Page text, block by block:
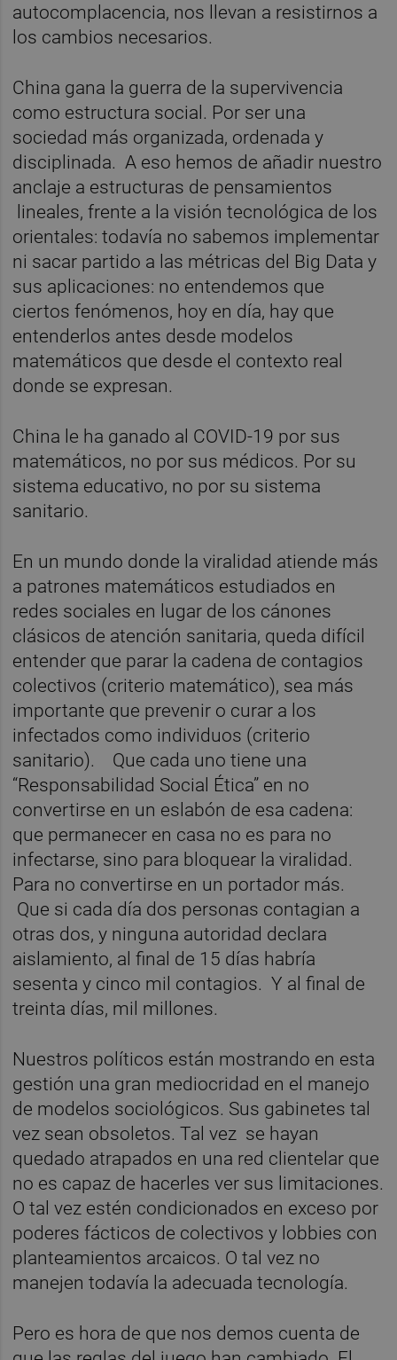
autocomplacencia, nos llevan a resistirnos a
los cambios necesarios.
China gana la guerra de la supervivencia
como estructura social. Por ser una
sociedad más organizada, ordenada y
disciplinada. A eso hemos de añadir nuestro
anclaje a estructuras de pensamientos
lineales, frente a la visión tecnológica de los
orientales: todavía no sabemos implementar
ni sacar partido a las métricas del Big Data y
sus aplicaciones: no entendemos que
ciertos fenómenos, hoy en día, hay que
entenderlos antes desde modelos
matemáticos que desde el contexto real
donde se expresan.
China le ha ganado al COVID-19 por sus
matemáticos, no por sus médicos. Por su
sistema educativo, no por su sistema
sanitario.
En un mundo donde la viralidad atiende más
a patrones matemáticos estudiados en
redes sociales en lugar de los cánones
clásicos de atención sanitaria, queda difícil
entender que parar la cadena de contagios
colectivos (criterio matemático), sea más
importante que prevenir o curar a los
infectados como individuos (criterio
sanitario). Que cada uno tiene una
“Responsabilidad Social Ética” en no
convertirse en un eslabón de esa cadena:
que permanecer en casa no es para no
infectarse, sino para bloquear la viralidad.
Para no convertirse en un portador más.
Que si cada día dos personas contagian a
otras dos, y ninguna autoridad declara
aislamiento, al final de 15 días habría
sesenta y cinco mil contagios. Y al final de
treinta días, mil millones.
Nuestros políticos están mostrando en esta
gestión una gran mediocridad en el manejo
de modelos sociológicos. Sus gabinetes tal
vez sean obsoletos. Tal vez se hayan
quedado atrapados en una red clientelar que
no es capaz de hacerles ver sus limitaciones.
O tal vez estén condicionados en exceso por
poderes fácticos de colectivos y lobbies con
planteamientos arcaicos. O tal vez no
manejen todavía la adecuada tecnología.
Pero es hora de que nos demos cuenta de